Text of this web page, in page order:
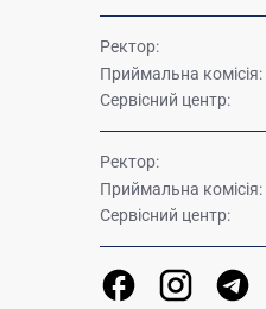
Ректор:
Приймальна комісія:
Сервісний центр:
Ректор:
Приймальна комісія:
Сервісний центр: